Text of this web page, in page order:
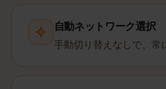
自動ネットワーク選択
手動切り替えなしで、常